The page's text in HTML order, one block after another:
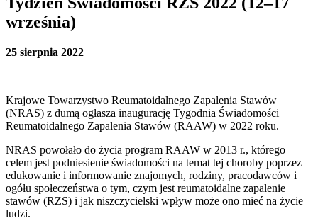
września)
25 sierpnia 2022
Krajowe Towarzystwo Reumatoidalnego Zapalenia Stawów
(NRAS) z dumą ogłasza inaugurację Tygodnia Świadomości
Reumatoidalnego Zapalenia Stawów (RAAW) w 2022 roku.
NRAS powołało do życia program RAAW w 2013 r., którego
celem jest podniesienie świadomości na temat tej choroby poprzez
edukowanie i informowanie znajomych, rodziny, pracodawców i
ogółu społeczeństwa o tym, czym jest reumatoidalne zapalenie
stawów (RZS) i jak niszczycielski wpływ może ono mieć na życie
ludzi.